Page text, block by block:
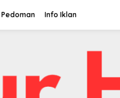
Pedoman Info Iklan